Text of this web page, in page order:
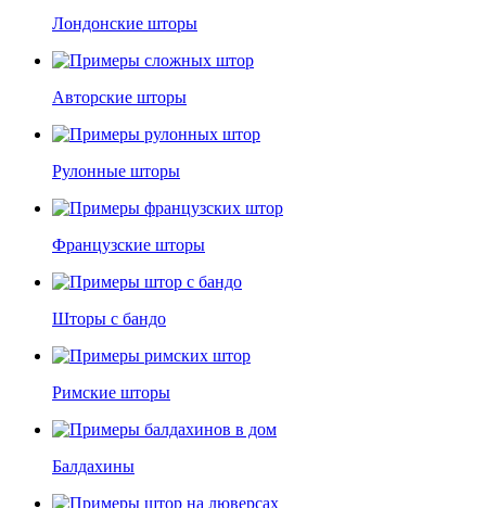
Лондонские шторы
Авторские шторы
Рулонные шторы
Французские шторы
Шторы с бандо
Римские шторы
Балдахины